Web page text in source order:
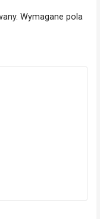
Wymagane pola